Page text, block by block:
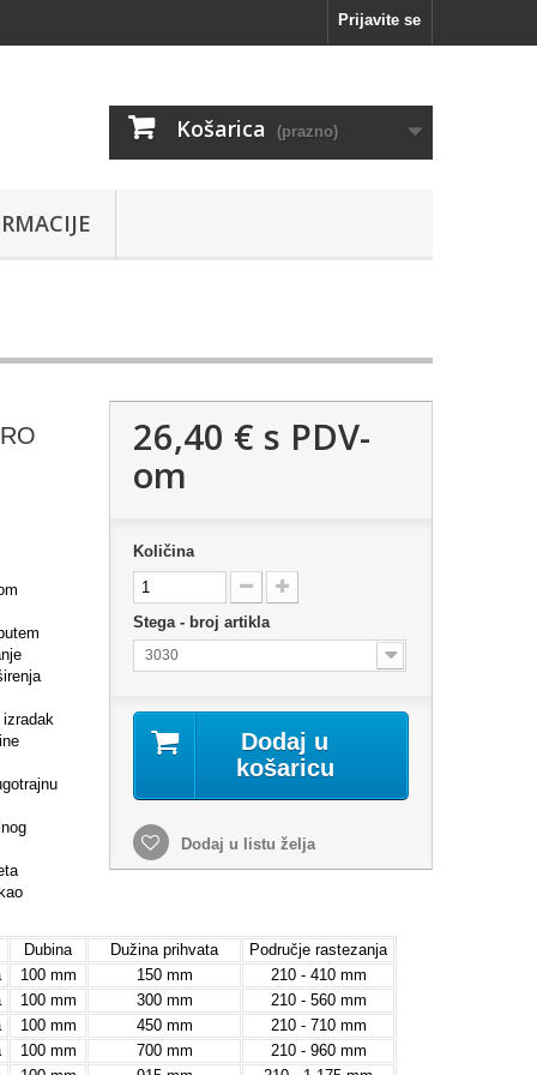
Prijavite se
Košarica (prazno)
izradak
Dubina Dužina prihvata
Područje rastezanja
100 mm 150 mm
210 - 410 mm
100 mm 300 mm
210 - 560 mm
100 mm 450 mm
210 - 710 mm
100 mm 700 mm
210 - 960 mm
26,40 € s PDV-
om
Količina
Stega - broj artikla
3030
Dodaj u
košaricu
Dodaj u listu želja